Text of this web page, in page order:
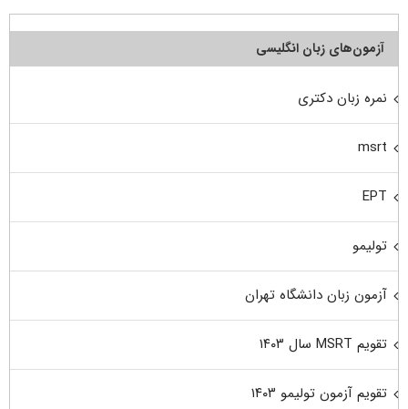
آزمون‌های زبان انگلیسی
نمره زبان دکتری
msrt
EPT
تولیمو
آزمون زبان دانشگاه تهران
تقویم MSRT سال ۱۴۰۳
تقویم آزمون تولیمو ۱۴۰۳